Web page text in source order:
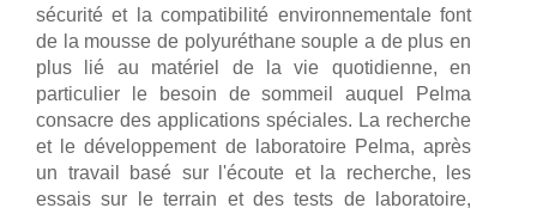
sécurité et la compatibilité environnementale font
de la mousse de polyuréthane souple a de plus en
plus lié au matériel de la vie quotidienne, en
particulier le besoin de sommeil auquel Pelma
consacre des applications spéciales. La recherche
et le développement de laboratoire Pelma, après
un travail basé sur l'écoute et la recherche, les
essais sur le terrain et des tests de laboratoire,